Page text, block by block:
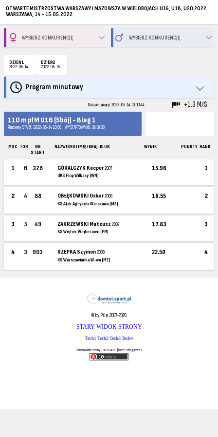
OTWARTE MISTRZOSTWA WARSZAWY I MAZOWSZA W WIELOBOJACH U16, U18, U20 2022
WARSZAWA, 14 - 15.05.2022
DZIEŃ 1
2022-05-14
DZIEŃ 2
2022-05-15
Program minutowy
Data aktualizacji: 2022-05-14 10:00:44
+1.3 M/S
110 m pł M U16 (5bój) - Bieg 1
Planowany START: 2022-05-14 10:00 | WYSTARTOWANO: 09:59:38
MSC TOR
NR
START
NAZWISKO I IMIĘ / KRAJ-KLUB WYNIK PUNKTY RANK
1 6 328 GÓRALCZYK Kacper2007
UKS Flop Wilkasy (WN)
15.96 1
2 4 88 OBŁĘKOWSKI Oskar2008
KS Atak Agrykola Warszawa (MZ)
16.55 2
3 5 49 ZAKRZEWSKI Mateusz2007
KS Wejher Wejherowo (PM)
17.83 3
4 3 903 RZEPKA Szymon2008
KS Warszawianka W-wa (MZ)
22.50 4
© by Pilar 2007-2026
STARY WIDOK STRONY
Tech1 Tech2Tech3Tech4
Generowanie strony 0.3015349 s. | Mem: 2 megabytes